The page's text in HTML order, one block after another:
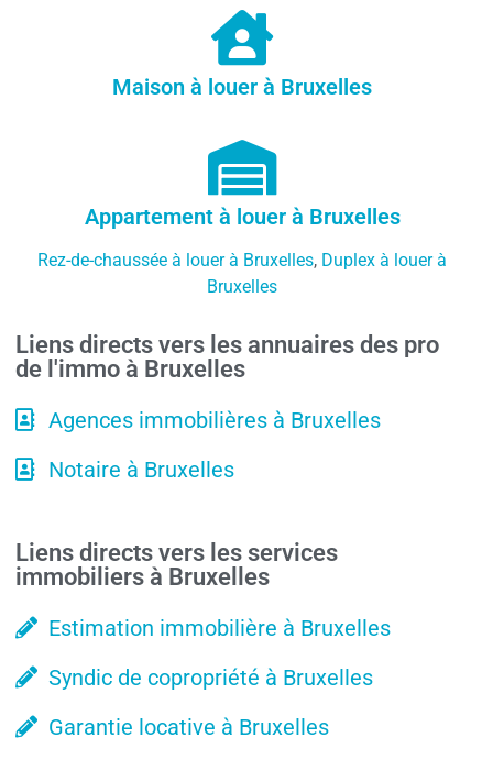
Maison à louer à Bruxelles
Appartement à louer à Bruxelles
Rez-de-chaussée à louer à Bruxelles, Duplex à louer à
Bruxelles
Liens directs vers les annuaires des pro
de l'immo à Bruxelles
Agences immobilières à Bruxelles
Notaire à Bruxelles
Liens directs vers les services
immobiliers à Bruxelles
Estimation immobilière à Bruxelles
Syndic de copropriété à Bruxelles
Garantie locative à Bruxelles